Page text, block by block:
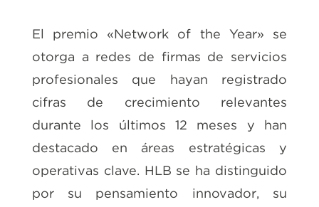
El premio «Network of the Year» se
otorga a redes de firmas de servicios
profesionales que hayan registrado
cifras de crecimiento relevantes
durante los últimos 12 meses y han
destacado en áreas estratégicas y
operativas clave. HLB se ha distinguido
por su pensamiento innovador, su